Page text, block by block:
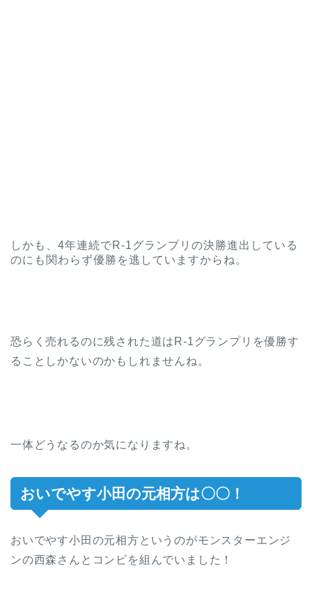
しかも、4年連続でR-1グランプリの決勝進出している
のにも関わらず優勝を逃していますからね。
恐らく売れるのに残された道はR-1グランプリを優勝す
ることしかないのかもしれませんね。
一体どうなるのか気になりますね。
おいでやす小田の元相方は〇〇！
おいでやす小田の元相方というのがモンスターエンジ
ンの西森さんとコンビを組んでいました！